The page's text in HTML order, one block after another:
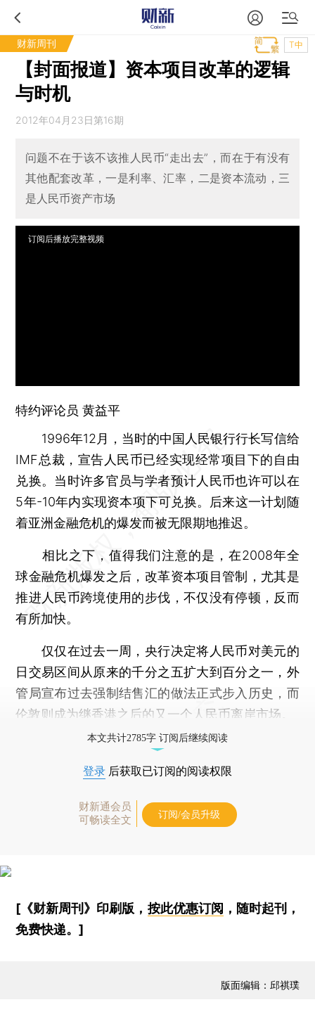
财新周刊 T中
【封面报道】资本项目改革的逻辑
与时机
2012年04月23日第16期
问题不在于该不该推人民币“走出去”，而在于有没有
其他配套改革，一是利率、汇率，二是资本流动，三
是人民币资产市场
订阅后播放完整视频
特约评论员 黄益平
1996年12月，当时的中国人民银行行长写信给
IMF总裁，宣告人民币已经实现经常项目下的自由
兑换。当时许多官员与学者预计人民币也许可以在
5年-10年内实现资本项下可兑换。后来这一计划随
着亚洲金融危机的爆发而被无限期地推迟。
相比之下，值得我们注意的是，在2008年全
球金融危机爆发之后，改革资本项目管制，尤其是
推进人民币跨境使用的步伐，不仅没有停顿，反而
有所加快。
仅仅在过去一周，央行决定将人民币对美元的
日交易区间从原来的千分之五扩大到百分之一，外
管局宣布过去强制结售汇的做法正式步入历史，而
伦敦则成为继香港之后的又一个人民币离岸市场。
本文共计2785字 订阅后继续阅读
登录 后获取已订阅的阅读权限
财新通会员
可畅读全文
订阅/会员升级
[《财新周刊》印刷版， 按此优惠订阅 ，随时起刊，
免费快递。]
版面编辑：邱祺璞